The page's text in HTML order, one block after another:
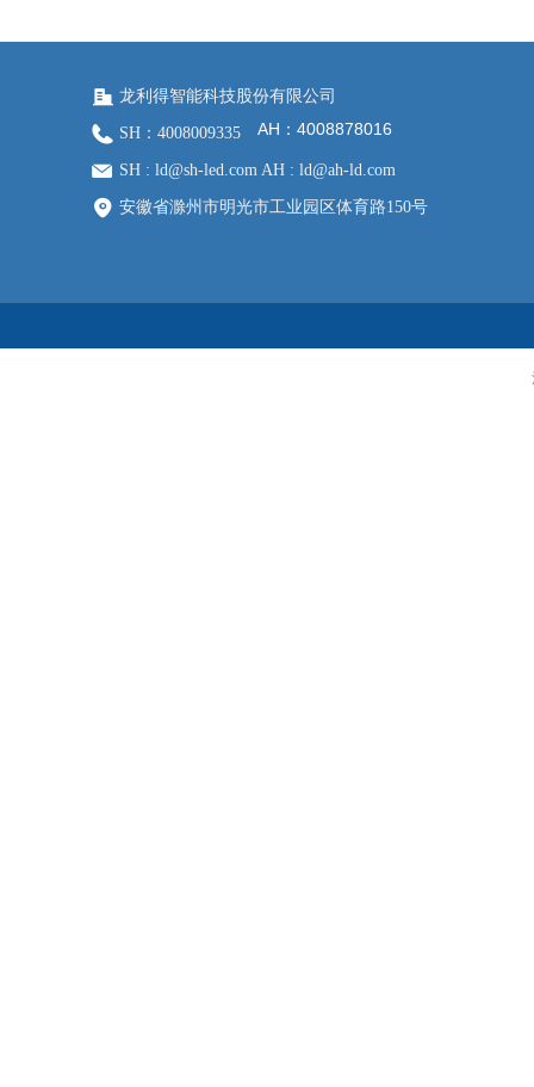
龙利得智能科技股份有限公司
SH：4008009335
SH : ld@sh-led.com AH : ld@ah-ld.com
安徽省滁州市明光市工业园区体育路150号
AH：4008878016